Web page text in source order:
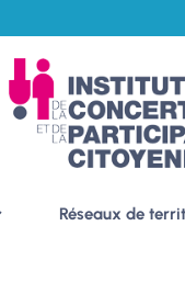
Réseaux de